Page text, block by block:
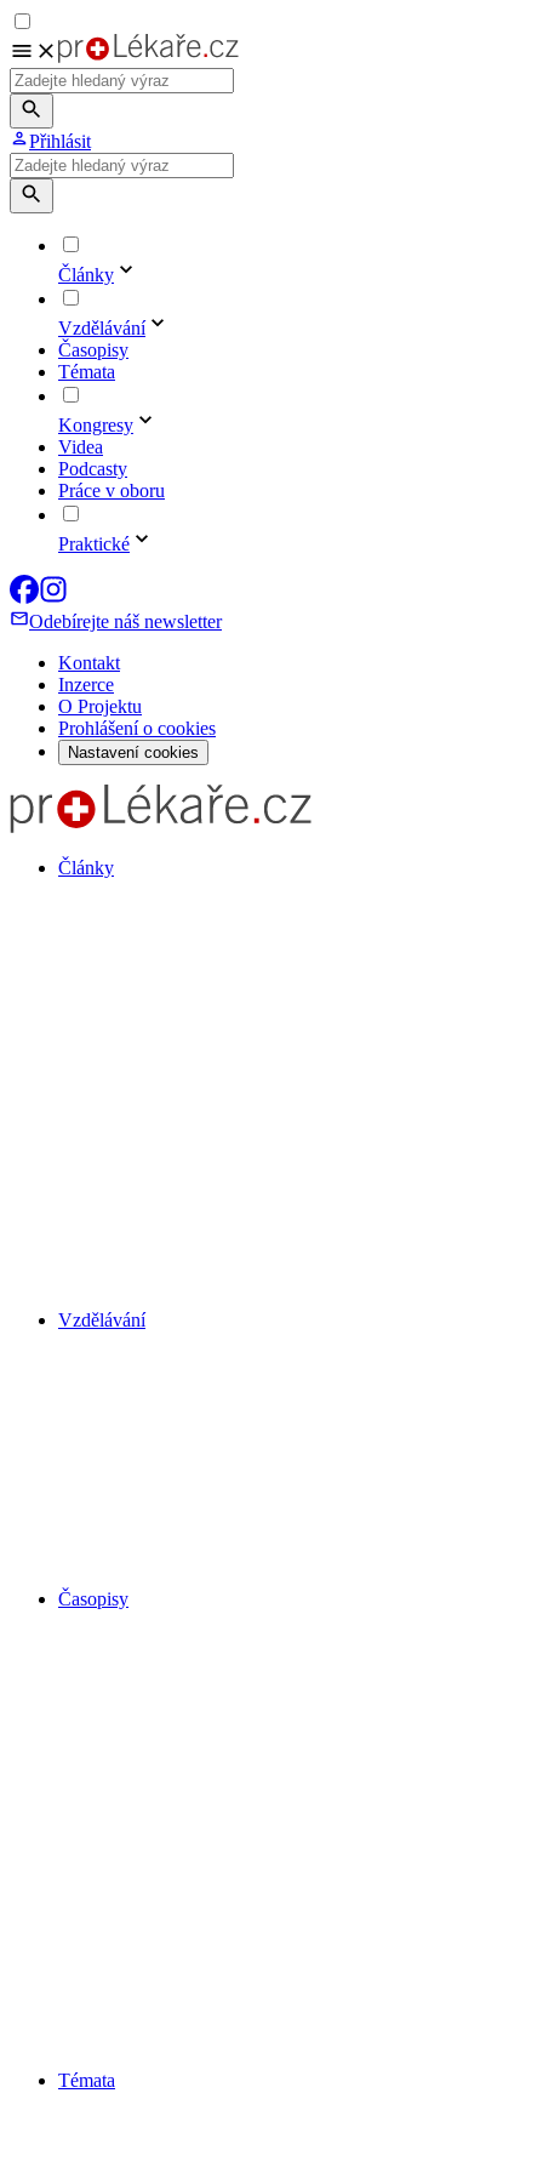
Přihlásit
Články
Vzdělávání
Časopisy
Témata
Kongresy
Videa
Podcasty
Práce v oboru
Praktické
Odebírejte náš newsletter
Kontakt
Inzerce
O Projektu
Prohlášení o cookies
Nastavení cookies
Články
Vzdělávání
Časopisy
Témata